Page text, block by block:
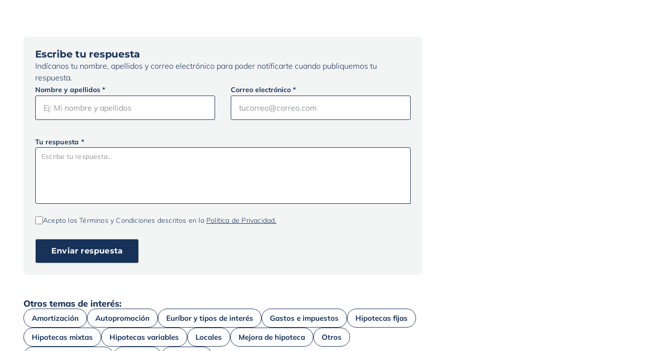
Escribe tu respuesta
Indícanos tu nombre, apellidos y correo electrónico para poder notificarte cuando publiquemos tu
respuesta.
Nombre y apellidos * Correo electrónico *
Tu respuesta *
Acepto los Términos y Condiciones descritos en la Política de Privacidad.
Otros temas de interés:
Amortización Autopromoción Euríbor y tipos de interés Gastos e impuestos Hipotecas fijas
Hipotecas mixtas Hipotecas variables Locales Mejora de hipoteca Otros